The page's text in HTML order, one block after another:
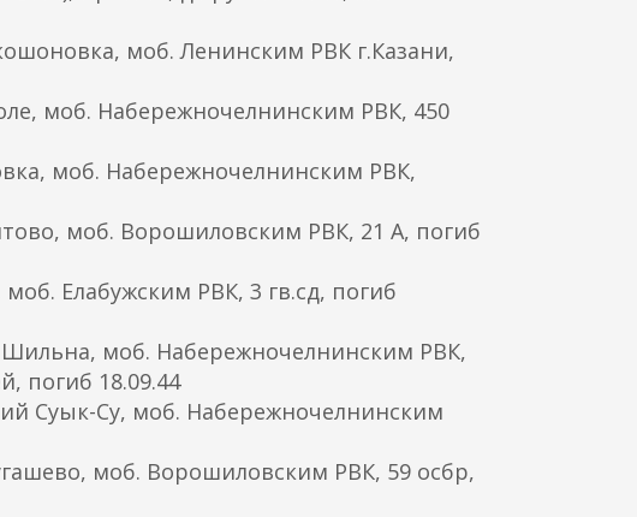
моб. Ленинским РВК г.Казани,
моб. Набережночелнинским РВК, 450
моб. Набережночелнинским РВК,
моб. Ворошиловским РВК, 21 А, погиб
Елабужским РВК, 3 гв.сд, погиб
моб. Набережночелнинским РВК,
погиб 18.09.44
Суык-Су, моб. Набережночелнинским
моб. Ворошиловским РВК, 59 осбр,